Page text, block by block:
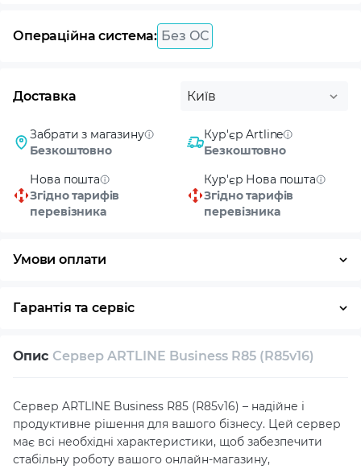
Операційна система: Без ОС
Доставка Київ
Забрати з магазину
Безкоштовно
Кур'єр Artline
Безкоштовно
Нова пошта
Згідно тарифів
перевізника
Кур'єр Нова пошта
Згідно тарифів
перевізника
Умови оплати
Гарантія та сервіс
Власний сервісний центр Технічна підтримка
Опис Сервер ARTLINE Business R85 (R85v16)
Сервер ARTLINE Business R85 (R85v16) – надійне і
продуктивне рішення для вашого бізнесу. Цей сервер
має всі необхідні характеристики, щоб забезпечити
стабільну роботу вашого онлайн-магазину,